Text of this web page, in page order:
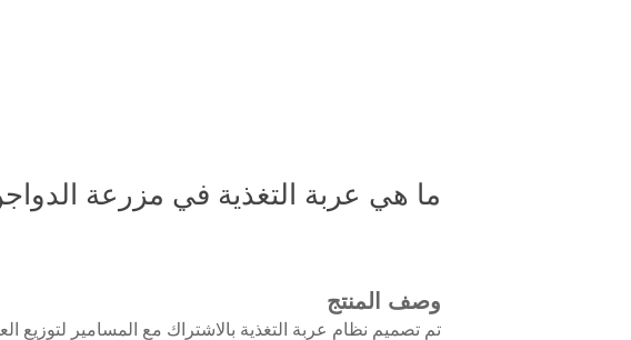
ما هي عربة التغذية في مزرعة
وصف المنتج
تم تصميم نظام عربة التغذية بالاشتراك مع المسامير